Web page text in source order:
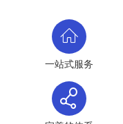
一站式服务